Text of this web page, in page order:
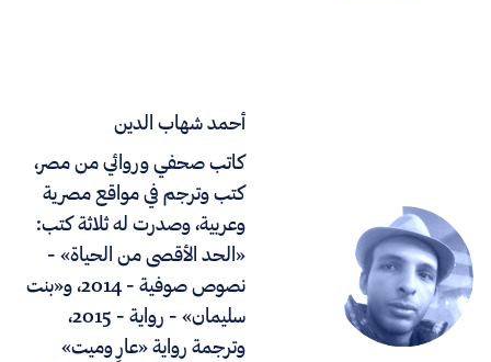
أحمد شهاب الدين
كاتب صحفي وروائي من مصر،
كتب وترجم في مواقع مصرية
وعربية، وصدرت له ثلاثة كتب:
«الحد الأقصى من الحياة» -
نصوص صوفية - 2014، و«بنت
سليمان» - رواية - 2015،
وترجمة رواية «عارٍ وميت»